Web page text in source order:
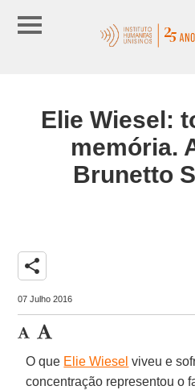
Elie Wiesel:
memória.
Brunetto
share
07 Julho 2016
O que Elie Wiesel viveu e
concentração representou o